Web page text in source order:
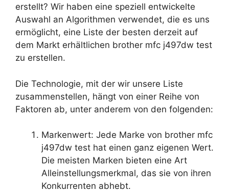
erstellt? Wir haben eine speziell entwickelte
Auswahl an Algorithmen verwendet, die es uns
ermöglicht, eine Liste der besten derzeit auf
dem Markt erhältlichen brother mfc j497dw test
zu erstellen.
Die Technologie, mit der wir unsere Liste
zusammenstellen, hängt von einer Reihe von
Faktoren ab, unter anderem von den folgenden:
Markenwert: Jede Marke von brother mfc
j497dw test hat einen ganz eigenen Wert.
Die meisten Marken bieten eine Art
Alleinstellungsmerkmal, das sie von ihren
Konkurrenten abhebt.